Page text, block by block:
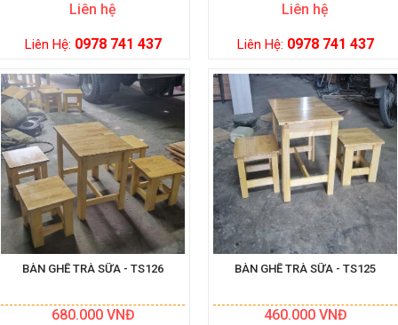
Liên hệ
Liên Hệ: 0978 741 437
Liên hệ
Liên Hệ: 0978 741 437
BÀN GHẾ TRÀ SỮA - TS126
680.000VNĐ
BÀN GHẾ TRÀ SỮA - TS125
460.000VNĐ